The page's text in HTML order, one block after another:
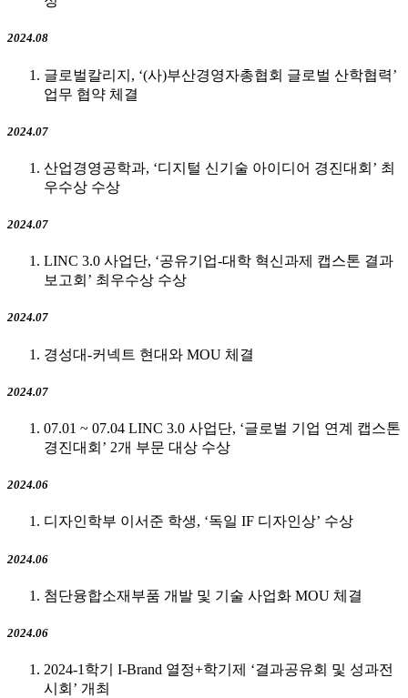
2024.08
글로벌칼리지, ‘(사)부산경영자총협회 글로벌 산학협력’
업무 협약 체결
2024.07
산업경영공학과, ‘디지털 신기술 아이디어 경진대회’ 최
우수상 수상
2024.07
LINC 3.0 사업단, ‘공유기업-대학 혁신과제 캡스톤 결과
보고회’ 최우수상 수상
2024.07
경성대-커넥트 현대와 MOU 체결
2024.07
07.01 ~ 07.04 LINC 3.0 사업단, ‘글로벌 기업 연계 캡스톤
경진대회’ 2개 부문 대상 수상
2024.06
디자인학부 이서준 학생, ‘독일 IF 디자인상’ 수상
2024.06
첨단융합소재부품 개발 및 기술 사업화 MOU 체결
2024.06
2024-1학기 I-Brand 열정+학기제 ‘결과공유회 및 성과전
시회’ 개최